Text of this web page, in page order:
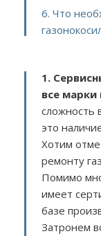
6. Что
1.
все марки
сложность
это
Хотим
ремонту
Помимо
имеет
базе
Затронем